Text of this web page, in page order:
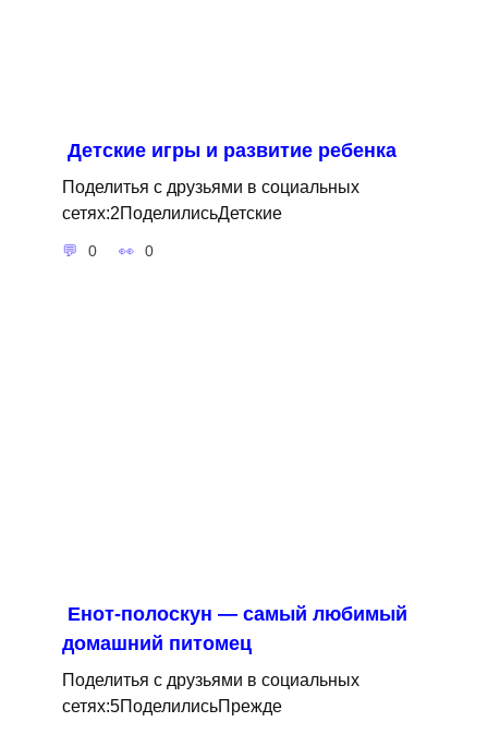
Детские игры и развитие ребенка
Поделитья с друзьями в социальных
сетях:2ПоделилисьДетские
0 0
Енот-полоскун — самый любимый
домашний питомец
Поделитья с друзьями в социальных
сетях:5ПоделилисьПрежде